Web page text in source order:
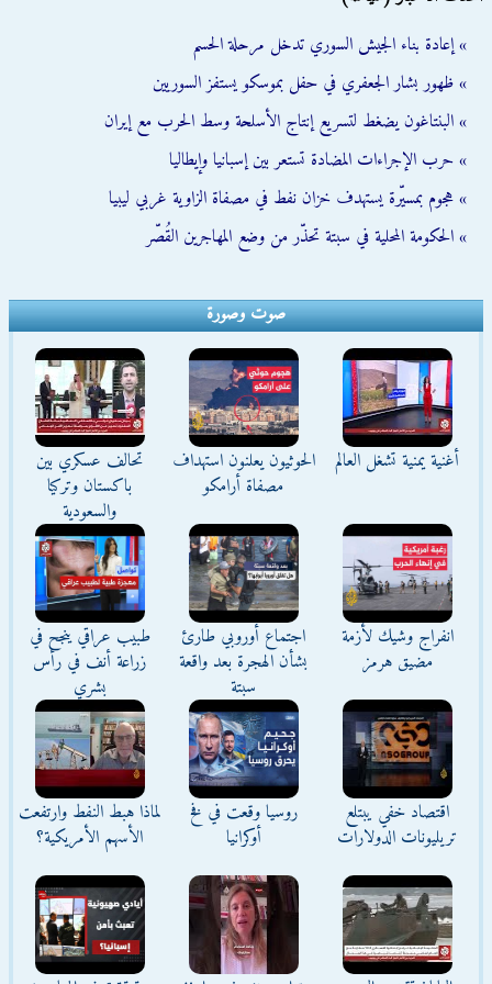
» إعادة بناء الجيش السوري تدخل مرحلة الحسم
» ظهور بشار الجعفري في حفل بموسكو يستفز السوريين
» البنتاغون يضغط لتسريع إنتاج الأسلحة وسط الحرب مع إيران
» حرب الإجراءات المضادة تستعر بين إسبانيا وإيطاليا
» هجوم بمسيّرة يستهدف خزان نفط في مصفاة الزاوية غربي ليبيا
» الحكومة المحلية في سبتة تحذّر من وضع المهاجرين القُصّر
صوت وصورة
أغنية يمنية تشغل العالم
الحوثيون يعلنون استهداف
مصفاة أرامكو
تحالف عسكري بين
باكستان وتركيا
والسعودية
انفراج وشيك لأزمة
مضيق هرمز
اجتماع أوروبي طارئ
بشأن الهجرة بعد واقعة
سبتة
طبيب عراقي ينجح في
زراعة أنف في رأس
بشري
اقتصاد خفي يبتلع
تريليونات الدولارات
روسيا وقعت في فخ
أوكرانيا
لماذا هبط النفط وارتفعت
الأسهم الأمريكية؟